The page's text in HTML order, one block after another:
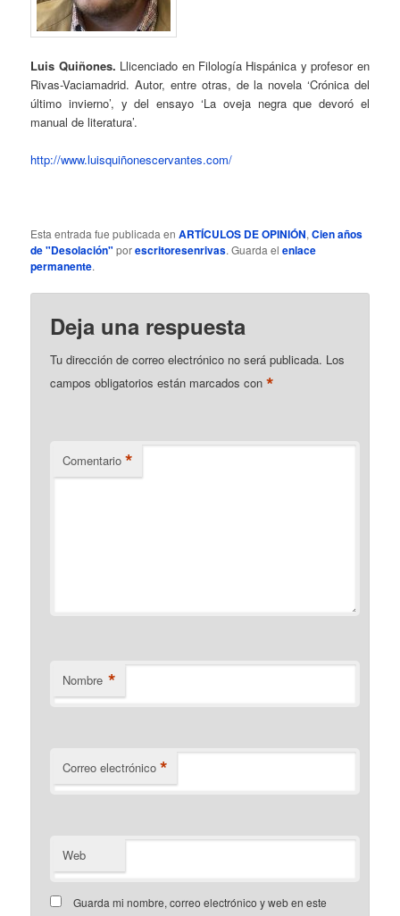
Luis Quiñones. Llicenciado en Filología Hispánica y profesor en
Rivas-Vaciamadrid. Autor, entre otras, de la novela ‘Crónica del
último invierno’, y del ensayo ‘La oveja negra que devoró el
manual de literatura’.
http://www.luisquiñonescervantes.com/
Esta entrada fue publicada enARTÍCULOS DE OPINIÓN,Cien años
de "Desolación" porescritoresenrivas. Guarda elenlace
permanente.
Deja una respuesta
Tu dirección de correo electrónico no será publicada. Los
campos obligatorios están marcados con*
Comentario *
Nombre *
Correo electrónico *
Web
Guarda mi nombre, correo electrónico y web en este